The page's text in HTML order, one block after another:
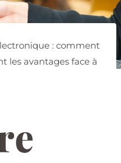
: comment
les avantages face à